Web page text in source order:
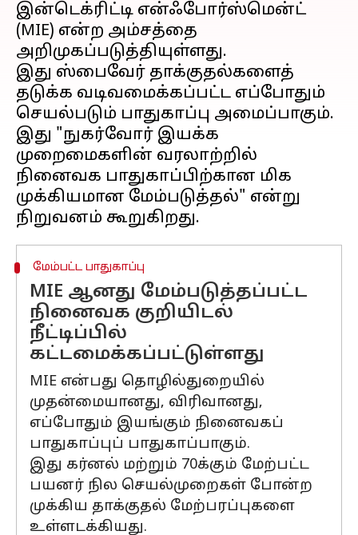
இன்டெக்ரிட்டி என்ஃபோர்ஸ்மென்ட்
(MIE) என்ற அம்சத்தை
அறிமுகப்படுத்தியுள்ளது.
இது ஸ்பைவேர் தாக்குதல்களைத்
தடுக்க வடிவமைக்கப்பட்ட எப்போதும்
செயல்படும் பாதுகாப்பு அமைப்பாகும்.
இது "நுகர்வோர் இயக்க
முறைமைகளின் வரலாற்றில்
நினைவக பாதுகாப்பிற்கான மிக
முக்கியமான மேம்படுத்தல்" என்று
மேம்பட்ட பாதுகாப்பு
MIE ஆனது மேம்படுத்தப்பட்ட
நினைவக குறியிடல்
நீட்டிப்பில்
கட்டமைக்கப்பட்டுள்ளது
MIE என்பது தொழில்துறையில்
முதன்மையானது, விரிவானது,
எப்போதும் இயங்கும் நினைவகப்
பாதுகாப்புப் பாதுகாப்பாகும்.
இது கர்னல் மற்றும் 70க்கும் மேற்பட்ட
பயனர் நில செயல்முறைகள் போன்ற
முக்கிய தாக்குதல் மேற்பரப்புகளை
உள்ளடக்கியது.